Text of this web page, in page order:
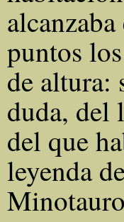
puntos
de altura:
duda, del
del que
leyenda